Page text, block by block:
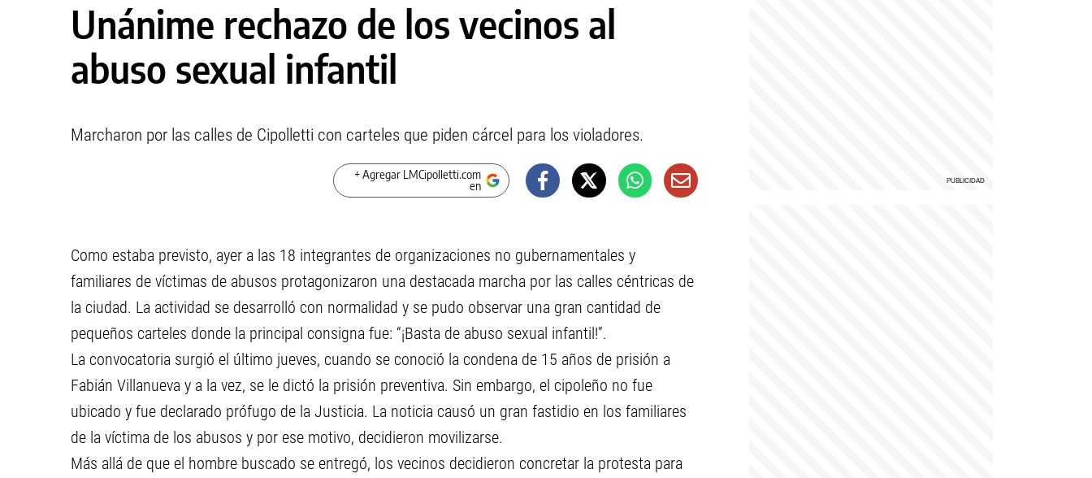
Unánime rechazo de los vecinos al
abuso sexual infantil
Marcharon por las calles de Cipolletti con carteles que piden cárcel para los violadores.
+ Agregar LMCipolletti.com
en
Como estaba previsto, ayer a las 18 integrantes de organizaciones no gubernamentales y
familiares de víctimas de abusos protagonizaron una destacada marcha por las calles céntricas de
la ciudad. La actividad se desarrolló con normalidad y se pudo observar una gran cantidad de
pequeños carteles donde la principal consigna fue: “¡Basta de abuso sexual infantil!”.
La convocatoria surgió el último jueves, cuando se conoció la condena de 15 años de prisión a
Fabián Villanueva y a la vez, se le dictó la prisión preventiva. Sin embargo, el cipoleño no fue
ubicado y fue declarado prófugo de la Justicia. La noticia causó un gran fastidio en los familiares
de la víctima de los abusos y por ese motivo, decidieron movilizarse.
Más allá de que el hombre buscado se entregó, los vecinos decidieron concretar la protesta para